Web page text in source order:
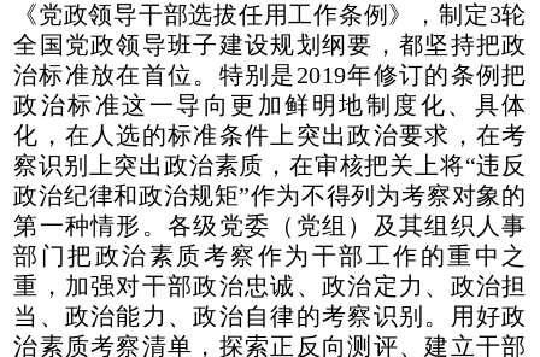
《党政领导干部选拔任用工作条例》，制定3轮
全国党政领导班子建设规划纲要，都坚持把政
治标准放在首位。特别是2019年修订的条例把
政治标准这一导向更加鲜明地制度化、具体
化，在人选的标准条件上突出政治要求，在考
察识别上突出政治素质，在审核把关上将“违反
政治纪律和政治规矩”作为不得列为考察对象的
第一种情形。各级党委（党组）及其组织人事
部门把政治素质考察作为干部工作的重中之
重，加强对干部政治忠诚、政治定力、政治担
当、政治能力、政治自律的考察识别。用好政
治素质考察清单，探索正反向测评、建立干部